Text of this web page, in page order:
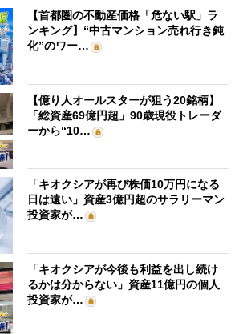
【首都圏の不動産価格「危ない駅」ラ
ンキング】“中古マンション売れ行き鈍
化”のワー…
【億り人オールスターが狙う20銘柄】
「総資産69億円超」90歳現役トレーダ
ーから“10…
「キオクシアが再び株価10万円になる
日は遠い」資産3億円超のサラリーマン
投資家が…
「キオクシアが今後も利益を出し続け
るかは分からない」資産11億円の個人
投資家が…